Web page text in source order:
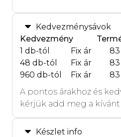
Kedvezménysávok
Kedvezmény
1 db-tól
Fix ár
48 db-tól
Fix ár
960 db-tól
Fix ár
A pontos árakhoz és
kérjük add meg a
Készlet info